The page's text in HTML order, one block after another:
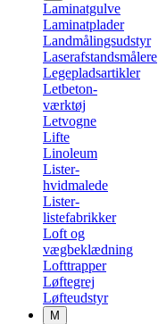
Laminatgulve
Laminatplader
Landmålingsudstyr
Laserafstandsmålere
Legepladsartikler
Letbeton-
værktøj
Letvogne
Lifte
Linoleum
Lister-
hvidmalede
Lister-
listefabrikker
Loft og
vægbeklædning
Lofttrapper
Løftegrej
Løfteudstyr
M